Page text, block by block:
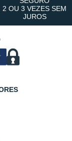
2 OU 3 VEZES SEM
JUROS